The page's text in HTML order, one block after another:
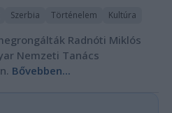
Szerbia Történelem Kultúra
Radnóti Miklós
Nemzeti Tanács
Bővebben...